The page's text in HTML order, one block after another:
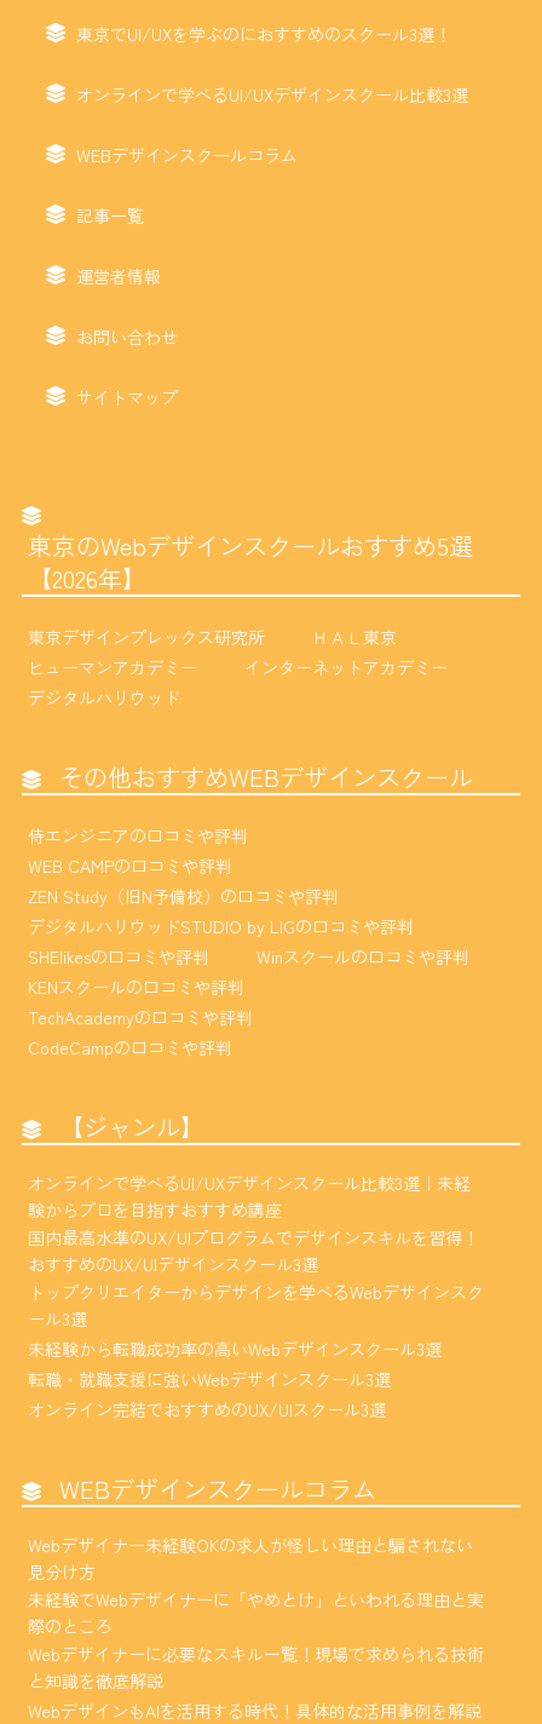
東京でUI/UXを学ぶのにおすすめのスクール3選！
オンラインで学べるUI/UXデザインスクール比較3選
WEBデザインスクールコラム
記事一覧
運営者情報
お問い合わせ
サイトマップ
東京のWebデザインスクールおすすめ5選
【2026年】
東京デザインプレックス研究所
ＨＡＬ東京
ヒューマンアカデミー
インターネットアカデミー
デジタルハリウッド
その他おすすめWEBデザインスクール
侍エンジニアの口コミや評判
WEB CAMPの口コミや評判
ZEN Study（旧N予備校）の口コミや評判
デジタルハリウッドSTUDIO by LIGの口コミや評判
SHElikesの口コミや評判
Winスクールの口コミや評判
KENスクールの口コミや評判
TechAcademyの口コミや評判
CodeCampの口コミや評判
【ジャンル】
オンラインで学べるUI/UXデザインスクール比較3選｜未経
験からプロを目指すおすすめ講座
国内最高水準のUX/UIプログラムでデザインスキルを習得！
おすすめのUX/UIデザインスクール3選
トップクリエイターからデザインを学べるWebデザインスク
ール3選
未経験から転職成功率の高いWebデザインスクール3選
転職・就職支援に強いWebデザインスクール3選
オンライン完結でおすすめのUX/UIスクール3選
WEBデザインスクールコラム
Webデザイナー未経験OKの求人が怪しい理由と騙されない
見分け方
未経験でWebデザイナーに「やめとけ」といわれる理由と実
際のところ
Webデザイナーに必要なスキル一覧！現場で求められる技術
と知識を徹底解説
WebデザインもAIを活用する時代！具体的な活用事例を解説